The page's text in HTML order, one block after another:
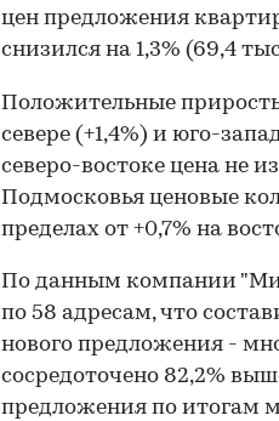
цен предложения
снизился на 1,3% (69,4
Положительные
севере (+1,4%) и юго-
северо-востоке цена не
Подмосковья ценовые
пределах от +0,7% на
По данным компании
по 58 адресам, что
нового предложения -
сосредоточено 82,2%
предложения по итогам